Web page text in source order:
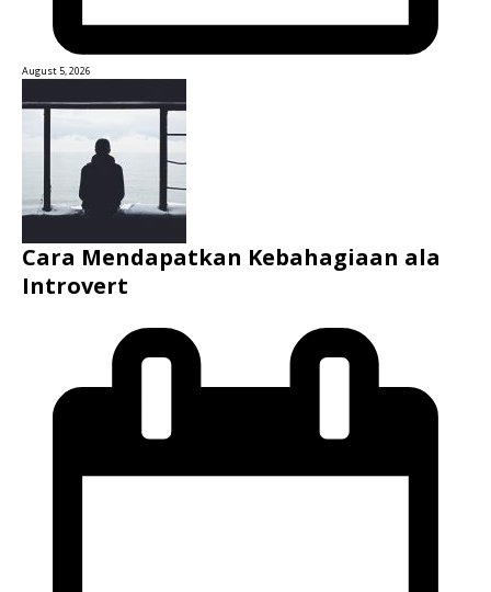
August 5, 2026
Cara Mendapatkan Kebahagiaan ala
Introvert